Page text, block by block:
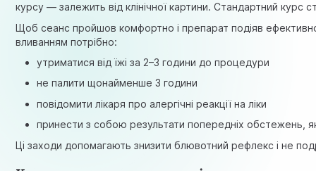
курсу — залежить від клінічної картини. Стандартний
Щоб сеанс пройшов комфортно і препарат подіяв
вливанням потрібно:
утриматися від їжі за 2–3 години до процедури
не палити щонайменше 3 години
повідомити лікаря про алергічні реакції на ліки
принести з собою результати попередніх обстежень,
Ці заходи допомагають знизити блювотний рефлекс і не